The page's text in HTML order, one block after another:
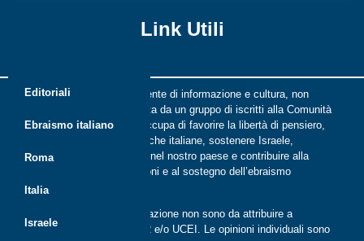
Link Utili
Editoriali
Ebraismo italiano
Roma
Italia
Israele
Riflessi è una rivista indipendente di informazione e cultura, non
periodica, digitale e on line nata da un gruppo di iscritti alla Comunità
ebraica di Roma. Riflessi si occupa di favorire la libertà di pensiero,
il dialogo tra le comunità ebraiche italiane, sostenere Israele,
promuovere la cultura ebraica nel nostro paese e contribuire alla
crescita delle nuove generazioni e al sostegno dell’ebraismo
italiano.
Le opinioni espresse dalla redazione non sono da attribuire a
nessuna lista presente in CER e/o UCEI. Le opinioni individuali sono